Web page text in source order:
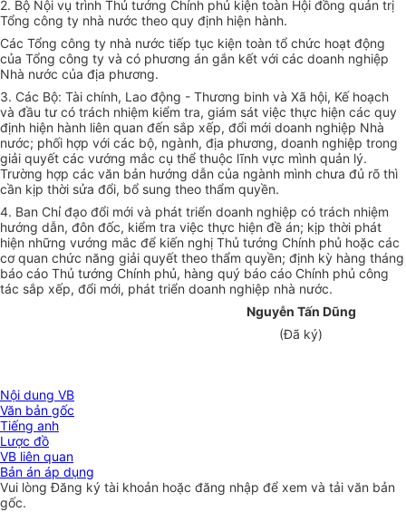
2. Bộ Nội vụ trình Thủ tướng Chính phủ kiện toàn Hội đồng quản trị
Tổng công ty nhà nước theo quy định hiện hành.
Các Tổng công ty nhà nước tiếp tục kiện toàn tổ chức hoạt động
của Tổng công ty và có phương án gắn kết với các doanh nghiệp
Nhà nước của địa phương.
3. Các Bộ: Tài chính, Lao động - Thương binh và Xã hội, Kế hoạch
và đầu tư có trách nhiệm kiểm tra, giám sát việc thực hiện các quy
định hiện hành liên quan đến sắp xếp, đổi mới doanh nghiệp Nhà
nước; phối hợp với các bộ, ngành, địa phương, doanh nghiệp trong
giải quyết các vướng mắc cụ thể thuộc lĩnh vực mình quản lý.
Trường hợp các văn bản hướng dẫn của ngành mình chưa đủ rõ thì
cần kịp thời sửa đổi, bổ sung theo thẩm quyền.
4. Ban Chỉ đạo đổi mới và phát triển doanh nghiệp có trách nhiệm
hướng dẫn, đôn đốc, kiểm tra việc thực hiện đề án; kịp thời phát
hiện những vướng mắc để kiến nghị Thủ tướng Chính phủ hoặc các
cơ quan chức năng giải quyết theo thẩm quyền; định kỳ hàng tháng
báo cáo Thủ tướng Chính phủ, hàng quý báo cáo Chính phủ công
tác sắp xếp, đổi mới, phát triển doanh nghiệp nhà nước.
Nguyễn Tấn Dũng
(Đã ký)
Nội dung VB
Văn bản gốc
Tiếng anh
Lược đồ
VB liên quan
Bản án áp dụng
Vui lòngĐăng ký tài khoản hoặc đăng nhập để xem và tải văn bản
gốc.